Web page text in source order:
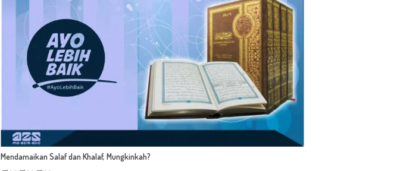
Mendamaikan Salaf dan Khalaf, Mungkinkah?